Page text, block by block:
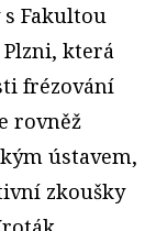
Fakultou
která
frézování
rovněž
ústavem,
zkoušky